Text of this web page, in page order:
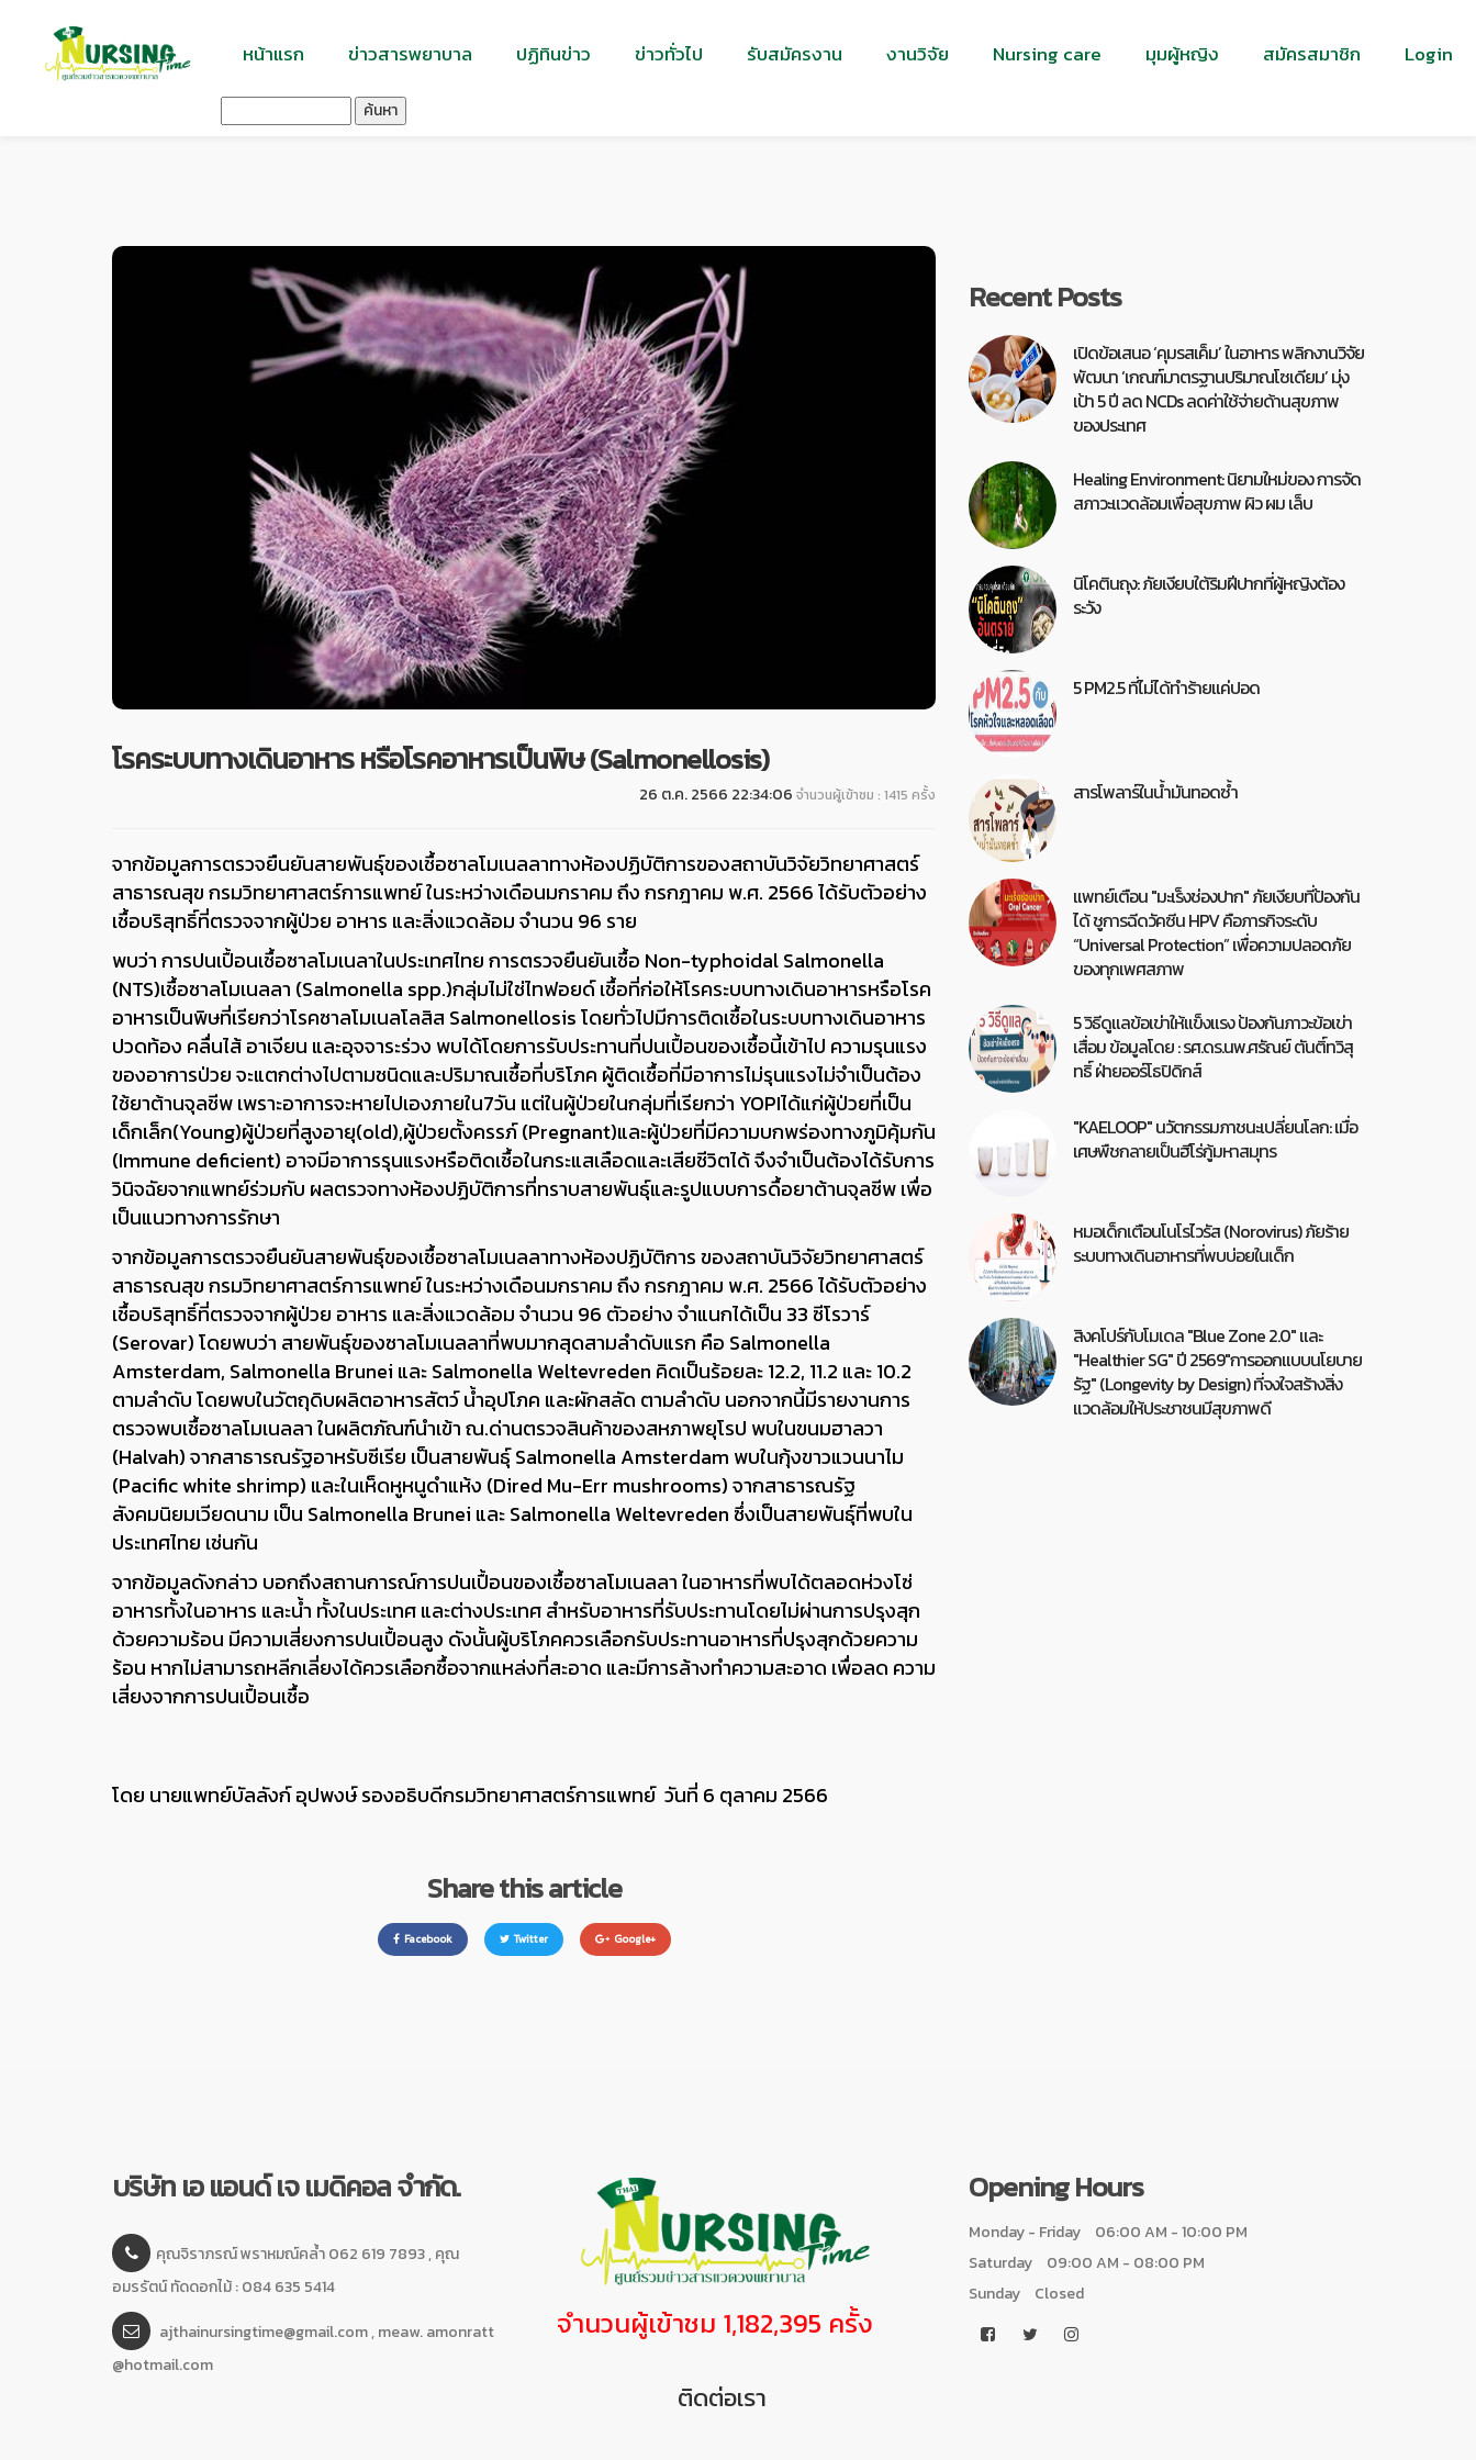
หน้าแรก ข่าวสารพยาบาล ปฏิทินข่าว ข่าวทั่วไป รับสมัครงาน งานวิจัย Nursing care มุมผู้หญิง สมัครสมาชิก Login
ค้นหา
โรคระบบทางเดินอาหาร หรือโรคอาหารเป็นพิษ (Salmonellosis)
26 ต.ค. 2566 22:34:06 จำนวนผู้เข้าชม : 1415 ครั้ง
จากข้อมูลการตรวจยืนยันสายพันธุ์ของเชื้อซาลโมเนลลาทางห้องปฏิบัติการของสถาบันวิจัยวิทยาศาสตร์
สาธารณสุข กรมวิทยาศาสตร์การแพทย์ ในระหว่างเดือนมกราคม ถึง กรกฎาคม พ.ศ. 2566 ได้รับตัวอย่าง
เชื้อบริสุทธิ์ที่ตรวจจากผู้ป่วย อาหาร และสิ่งแวดล้อม จำนวน 96 ราย
พบว่า การปนเปื้อนเชื้อซาลโมเนลาในประเทศไทย การตรวจยืนยันเชื้อ Non-typhoidal Salmonella
(NTS)เชื้อซาลโมเนลลา (Salmonella spp.)กลุ่มไม่ใช่ไทฟอยด์ เชื้อที่ก่อให้โรคระบบทางเดินอาหารหรือโรค
อาหารเป็นพิษที่เรียกว่าโรคซาลโมเนลโลสิส Salmonellosis โดยทั่วไปมีการติดเชื้อในระบบทางเดินอาหาร
ปวดท้อง คลื่นไส้ อาเจียน และอุจจาระร่วง พบได้โดยการรับประทานที่ปนเปื้อนของเชื้อนี้เข้าไป ความรุนแรง
ของอาการป่วย จะแตกต่างไปตามชนิดและปริมาณเชื้อที่บริโภค ผู้ติดเชื้อที่มีอาการไม่รุนแรงไม่จำเป็นต้อง
ใช้ยาต้านจุลชีพ เพราะอาการจะหายไปเองภายใน7วัน แต่ในผู้ป่วยในกลุ่มที่เรียกว่า YOPIได้แก่ผู้ป่วยที่เป็น
เด็กเล็ก(Young)ผู้ป่วยที่สูงอายุ(old),ผู้ป่วยตั้งครรภ์ (Pregnant)และผู้ป่วยที่มีความบกพร่องทางภูมิคุ้มกัน
(Immune deficient) อาจมีอาการรุนแรงหรือติดเชื้อในกระแสเลือดและเสียชีวิตได้ จึงจำเป็นต้องได้รับการ
วินิจฉัยจากแพทย์ร่วมกับ ผลตรวจทางห้องปฏิบัติการที่ทราบสายพันธุ์และรูปแบบการดื้อยาต้านจุลชีพ เพื่อ
เป็นแนวทางการรักษา
จากข้อมูลการตรวจยืนยันสายพันธุ์ของเชื้อซาลโมเนลลาทางห้องปฏิบัติการ ของสถาบันวิจัยวิทยาศาสตร์
สาธารณสุข กรมวิทยาศาสตร์การแพทย์ ในระหว่างเดือนมกราคม ถึง กรกฎาคม พ.ศ. 2566 ได้รับตัวอย่าง
เชื้อบริสุทธิ์ที่ตรวจจากผู้ป่วย อาหาร และสิ่งแวดล้อม จำนวน 96 ตัวอย่าง จำแนกได้เป็น 33 ซีโรวาร์
(Serovar) โดยพบว่า สายพันธุ์ของซาลโมเนลลาที่พบมากสุดสามลำดับแรก คือ Salmonella
Amsterdam, Salmonella Brunei และ Salmonella Weltevreden คิดเป็นร้อยละ 12.2, 11.2 และ 10.2
ตามลำดับ โดยพบในวัตถุดิบผลิตอาหารสัตว์ น้ำอุปโภค และผักสลัด ตามลำดับ นอกจากนี้มีรายงานการ
ตรวจพบเชื้อซาลโมเนลลา ในผลิตภัณฑ์นำเข้า ณ.ด่านตรวจสินค้าของสหภาพยุโรป พบในขนมฮาลวา
(Halvah) จากสาธารณรัฐอาหรับซีเรีย เป็นสายพันธุ์ Salmonella Amsterdam พบในกุ้งขาวแวนนาไม
(Pacific white shrimp) และในเห็ดหูหนูดำแห้ง (Dired Mu-Err mushrooms) จากสาธารณรัฐ
สังคมนิยมเวียดนาม เป็น Salmonella Brunei และ Salmonella Weltevreden ซึ่งเป็นสายพันธุ์ที่พบใน
ประเทศไทย เช่นกัน
จากข้อมูลดังกล่าว บอกถึงสถานการณ์การปนเปื้อนของเชื้อซาลโมเนลลา ในอาหารที่พบได้ตลอดห่วงโซ่
อาหารทั้งในอาหาร และน้ำ ทั้งในประเทศ และต่างประเทศ สำหรับอาหารที่รับประทานโดยไม่ผ่านการปรุงสุก
ด้วยความร้อน มีความเสี่ยงการปนเปื้อนสูง ดังนั้นผู้บริโภคควรเลือกรับประทานอาหารที่ปรุงสุกด้วยความ
ร้อน หากไม่สามารถหลีกเลี่ยงได้ควรเลือกซื้อจากแหล่งที่สะอาด และมีการล้างทำความสะอาด เพื่อลด ความ
เสี่ยงจากการปนเปื้อนเชื้อ
โดย นายแพทย์บัลลังก์ อุปพงษ์ รองอธิบดีกรมวิทยาศาสตร์การแพทย์ วันที่ 6 ตุลาคม 2566
Share this article
Facebook Twitter Google+
Recent Posts
เปิดข้อเสนอ ‘คุมรสเค็ม’ ในอาหาร พลิกงานวิจัย
พัฒนา ‘เกณฑ์มาตรฐานปริมาณโซเดียม’ มุ่ง
เป้า 5 ปี ลด NCDs ลดค่าใช้จ่ายด้านสุขภาพ
ของประเทศ
Healing Environment: นิยามใหม่ของ การจัด
สภาวะแวดล้อมเพื่อสุขภาพ ผิว ผม เล็บ
นิโคตินถุง: ภัยเงียบใต้ริมฝีปากที่ผู้หญิงต้อง
ระวัง
5 PM2.5 ที่ไม่ได้ทำร้ายแค่ปอด
สารโพลาร์ในน้ำมันทอดซ้ำ
แพทย์เตือน "มะเร็งช่องปาก" ภัยเงียบที่ป้องกัน
ได้ ชูการฉีดวัคซีน HPV คือภารกิจระดับ
“Universal Protection” เพื่อความปลอดภัย
ของทุกเพศสภาพ
5 วิธีดูแลข้อเข่าให้แข็งแรง ป้องกันภาวะข้อเข่า
เสื่อม ข้อมูลโดย : รศ.ดร.นพ.ศรัณย์ ตันติ์ทวิสุ
ทธิ์ ฝ่ายออร์โธปิดิกส์
"KAELOOP" นวัตกรรมภาชนะเปลี่ยนโลก: เมื่อ
เศษพืชกลายเป็นฮีโร่กู้มหาสมุทร
หมอเด็กเตือนโนโรไวรัส (Norovirus) ภัยร้าย
ระบบทางเดินอาหารที่พบบ่อยในเด็ก
สิงคโปร์กับโมเดล "Blue Zone 2.0" และ
"Healthier SG" ปี 2569"การออกแบบนโยบาย
รัฐ" (Longevity by Design) ที่จงใจสร้างสิ่ง
แวดล้อมให้ประชาชนมีสุขภาพดี
บริษัท เอ แอนด์ เจ เมดิคอล จำกัด.
คุณจิราภรณ์ พราหมณ์คล้ำ 062 619 7893 , คุณ
อมรรัตน์ ทัดดอกไม้ : 084 635 5414
ajthainursingtime@gmail.com , meaw. amonratt
@hotmail.com
จำนวนผู้เข้าชม 1,182,395 ครั้ง
ติดต่อเรา
Opening Hours
Monday - Friday
06:00 AM - 10:00 PM
Saturday
09:00 AM - 08:00 PM
Sunday
Closed